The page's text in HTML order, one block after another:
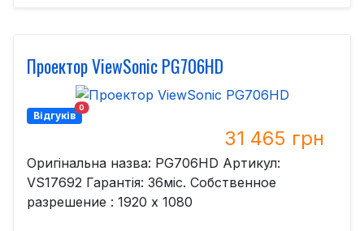
Проектор ViewSonic PG706HD
Відгуків
0
31 465 грн
Оригінальна назва: PG706HD Артикул:
VS17692 Гарантія: 36міс. Собственное
разрешение : 1920 x 1080